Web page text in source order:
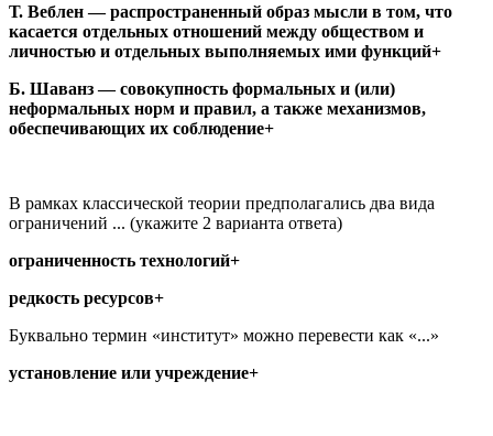
Т. Веблен — распространенный образ мысли в том, что
касается отдельных отношений между обществом и
личностью и отдельных выполняемых ими функций+
Б. Шаванз — совокупность формальных и (или)
неформальных норм и правил, а также механизмов,
обеспечивающих их соблюдение+
В рамках классической теории предполагались два вида
ограничений ... (укажите 2 варианта ответа)
ограниченность технологий+
редкость ресурсов+
Буквально термин «институт» можно перевести как «...»
установление или учреждение+